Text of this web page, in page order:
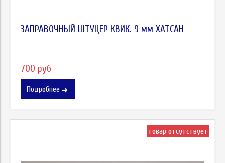
ЗАПРАВОЧНЫЙ ШТУЦЕР КВИК. 9 мм ХАТСАН
700 руб
Подробнее
товар отсутствует